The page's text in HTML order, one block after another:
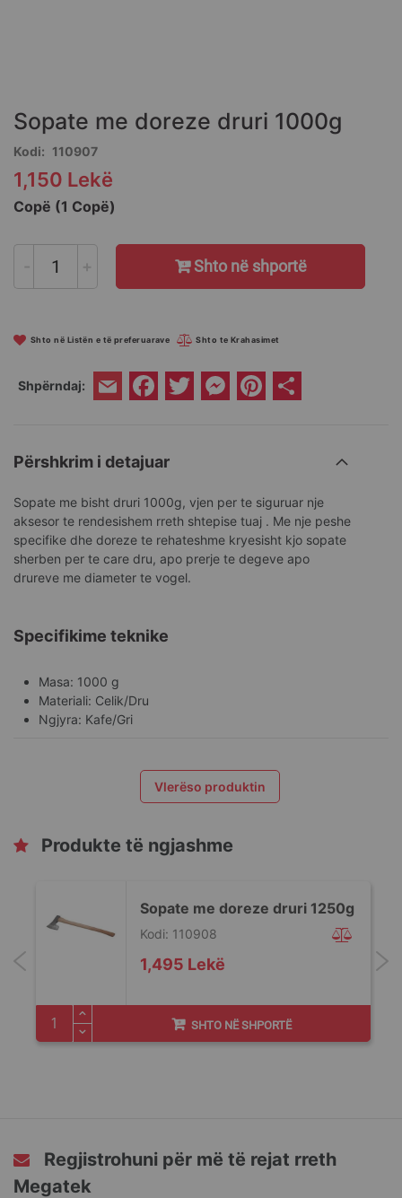
beginning
the
images
gallery
Sopate me doreze druri 1000g
Kodi 110907
1,150 Lekë
Copë (1 Copë)
- + Shto në shportë
Shto në Listën e të preferuarave Shto te Krahasimet
Shpërndaj: Email Facebook
Twitter Messenger
Pinterest
Përshkrim i detajuar
Sopate me bisht druri 1000g, vjen per te siguruar nje
aksesor te rendesishem rreth shtepise tuaj . Me nje peshe
specifike dhe doreze te rehateshme kryesisht kjo sopate
sherben per te care dru, apo prerje te degeve apo
drureve me diameter te vogel.
Specifikime teknike
Masa: 1000 g
Materiali: Celik/Dru
Ngjyra: Kafe/Gri
Vlerëso produktin
Produkte të ngjashme
Sopate me doreze druri 1250g
1,495 Lekë
Kodi: 110908
SHTO NË SHPORTË
Regjistrohuni për më të rejat rreth
Megatek